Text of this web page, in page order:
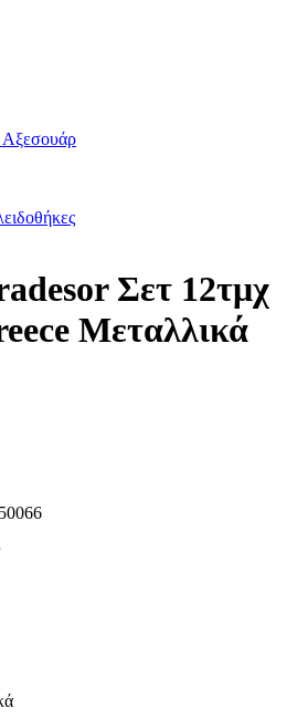
Σετ 12τμχ
Μεταλλικά